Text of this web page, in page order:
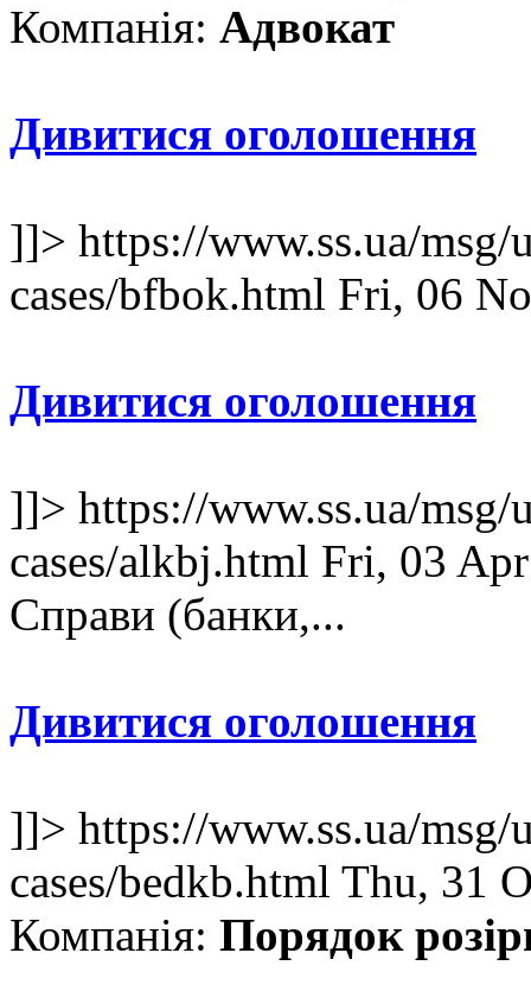
Компанія: Адвокат
Дивитися оголошення
]]> https://www.ss.ua/
cases/bfbok.html Fri, 06
Дивитися оголошення
]]> https://www.ss.ua/
cases/alkbj.html Fri, 03
Справи (банки,...
Дивитися оголошення
]]> https://www.ss.ua/
cases/bedkb.html Thu, 31
Компанія: Порядок